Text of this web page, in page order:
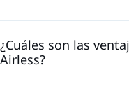
¿Cuáles son las
Airless?